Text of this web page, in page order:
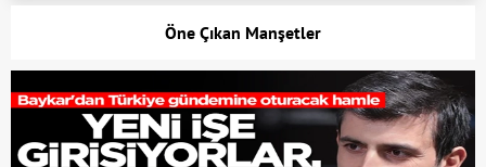
Öne Çıkan Manşetler